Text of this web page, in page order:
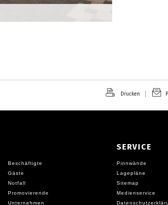
Drucken
Beschäftigte
Gäste
Notfall
Promovierende
Unternehmen
SERVICE
Pinnwände
Lagepläne
Sitemap
Medienservice